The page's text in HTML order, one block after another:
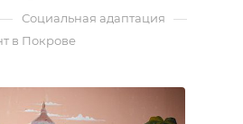
— Социальная адаптация —
в Покрове